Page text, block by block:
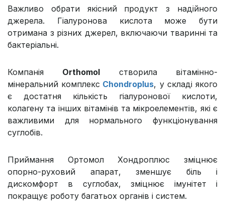
Важливо обрати якісний продукт з надійного
джерела. Гіалуронова кислота може бути
отримана з різних джерел, включаючи тваринні та
бактеріальні.
Компанія Orthomol створила вітамінно-
мінеральний комплекс Chondroplus, у складі якого
є достатня кількість гіалуронової кислоти,
колагену та інших вітамінів та мікроелементів, які є
важливими для нормального функціонування
суглобів.
Приймання Ортомол Хондроплюс зміцнює
опорно-руховий апарат, зменшує біль і
дискомфорт в суглобах, зміцнює імунітет і
покращує роботу багатьох органів і систем.